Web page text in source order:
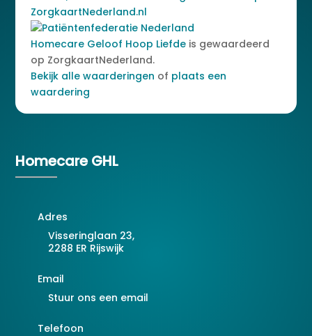
Homecare Geloof Hoop Liefde is gewaardeerd
op ZorgkaartNederland.
Bekijk alle waarderingen of plaats een
waardering
Homecare GHL
Adres
Visseringlaan 23,
2288 ER Rijswijk
Email
Stuur ons een email
Telefoon